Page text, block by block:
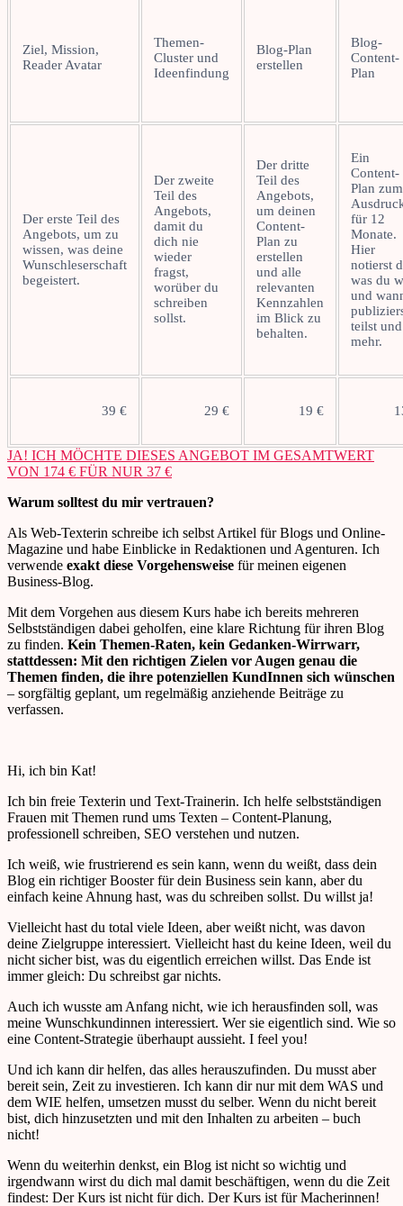
Ziel, Mission,
Reader Avatar
Themen-
Cluster und
Ideenfindung
Blog-Plan
erstellen
Blog-
Content-
Plan
Der erste Teil des
Angebots, um zu
wissen, was deine
Wunschleserschaft
begeistert.
Der zweite
Teil des
Angebots,
damit du
dich nie
wieder
fragst,
worüber du
schreiben
sollst.
Der dritte
Teil des
Angebots,
um deinen
Content-
Plan zu
erstellen
und alle
relevanten
Kennzahlen
im Blick zu
behalten.
Ein
Content-
Plan zum
für 12
Monate.
Hier
notierst
was du
und
teilst und
mehr.
39 € 29 € 19 €
JA! ICH MÖCHTE DIESES ANGEBOT IM GESAMTWERT
VON 174 € FÜR NUR 37 €
Warum solltest du mir vertrauen?
Als Web-Texterin schreibe ich selbst Artikel für Blogs und Online-
Magazine und habe Einblicke in Redaktionen und Agenturen. Ich
verwende exakt diese Vorgehensweise für meinen eigenen
Business-Blog.
Mit dem Vorgehen aus diesem Kurs habe ich bereits mehreren
Selbstständigen dabei geholfen, eine klare Richtung für ihren Blog
zu finden. Kein Themen-Raten, kein Gedanken-Wirrwarr,
stattdessen: Mit den richtigen Zielen vor Augen genau die
Themen finden, die ihre potenziellen KundInnen sich wünschen
– sorgfältig geplant, um regelmäßig anziehende Beiträge zu
verfassen.
Hi, ich bin Kat!
Ich bin freie Texterin und Text-Trainerin. Ich helfe selbstständigen
Frauen mit Themen rund ums Texten – Content-Planung,
professionell schreiben, SEO verstehen und nutzen.
Ich weiß, wie frustrierend es sein kann, wenn du weißt, dass dein
Blog ein richtiger Booster für dein Business sein kann, aber du
einfach keine Ahnung hast, was du schreiben sollst. Du willst ja!
Vielleicht hast du total viele Ideen, aber weißt nicht, was davon
deine Zielgruppe interessiert. Vielleicht hast du keine Ideen, weil du
nicht sicher bist, was du eigentlich erreichen willst. Das Ende ist
immer gleich: Du schreibst gar nichts.
Auch ich wusste am Anfang nicht, wie ich herausfinden soll, was
meine Wunschkundinnen interessiert. Wer sie eigentlich sind. Wie so
eine Content-Strategie überhaupt aussieht. I feel you!
Und ich kann dir helfen, das alles herauszufinden. Du musst aber
bereit sein, Zeit zu investieren. Ich kann dir nur mit dem WAS und
dem WIE helfen, umsetzen musst du selber. Wenn du nicht bereit
bist, dich hinzusetzten und mit den Inhalten zu arbeiten – buch
nicht!
Wenn du weiterhin denkst, ein Blog ist nicht so wichtig und
irgendwann wirst du dich mal damit beschäftigen, wenn du die Zeit
findest: Der Kurs ist nicht für dich. Der Kurs ist für Macherinnen!